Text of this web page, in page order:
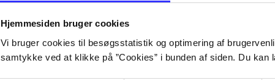
Hjemmesiden bruger cookies
Vi bruger cookies til besøgsstatistik og optimering af
samtykke ved at klikke på ”Cookies” i bunden af siden. Du